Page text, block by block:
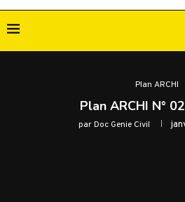
Plan ARCHI
Plan ARCHI N°
parDoc Genie Civil